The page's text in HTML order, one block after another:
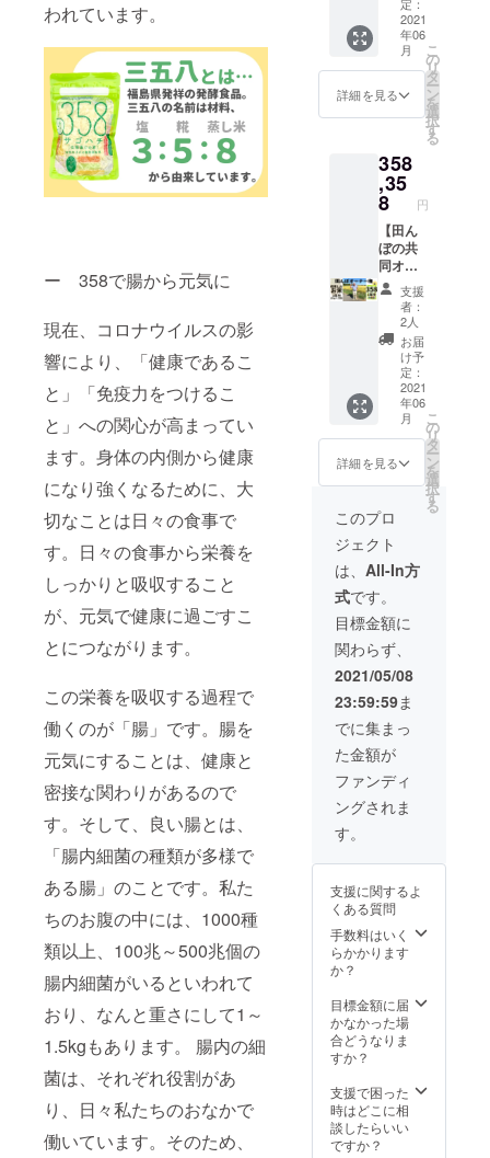
われています。
ー 358で腸から元気に
現在、コロナウイルスの影
響により、「健康であるこ
と」「免疫力をつけるこ
と」への関心が高まってい
ます。身体の内側から健康
になり強くなるために、大
切なことは日々の食事で
す。日々の食事から栄養を
しっかりと吸収すること
が、元気で健康に過ごすこ
とにつながります。
この栄養を吸収する過程で
働くのが「腸」です。腸を
元気にすることは、健康と
密接な関わりがあるので
す。そして、良い腸とは、
「腸内細菌の種類が多様で
ある腸」のことです。私た
ちのお腹の中には、1000種
類以上、100兆～500兆個の
腸内細菌がいるといわれて
おり、なんと重さにして1～
1.5kgもあります。 腸内の細
菌は、それぞれ役割があ
り、日々私たちのおなかで
働いています。そのため、
芽玄米
パフ
紫い
も」 ◎
御稲プ
ライマ
かぼ
ちゃ」
◎御稲
マル
「発芽
玄米パ
フ ほ
うれん
草」 ◎
御稲プ
ライマ
ル「福
神漬け
のお漬
物」 ◎
御稲プ
ライマ
コンの
物」 ◎
御稲プ
ル「華
カレー
セッ
ト 甘
口」 ◎
ライマ
ル「華
セッ
ト 中
御稲プ
カレー
セッ
ト 辛
口」 ◎
糀和田
屋「甘
ン」 ◎
糀和田
屋「甘
糀和田
屋「甘
酒 り
んご」
しま
す。 ※
オンラ
イン開
催時で
も、材
させて
いただ
きま
す。
※2022
年5月末
までに
ご依頼
くださ
いま
せ。 ※
開催日
はご相
談の
上、決
定させ
ていた
だきま
望日の
間前ま
でにご
依頼を
お願い
いたし
ます。
ます。
※公序良
俗に反
する内
容、法
令に違
どはお
受けで
きませ
ん。 ※
交通費
は別途
頂戴い
たしま
す。
感謝を
込めた
御礼の
お手紙
◎358研
究会
してく
ださる
皆さん
は358研
究員で
す！）
※指定住
所へ発
送いた
しま
す。
（送料
込み）
※配送日
指定は
できま
せん。
配送不
可日に
更はご
対応い
たしま
す。備
考欄に
ご記入
くださ
い。 ※
リター
ンは
2021年
6月から
順次お
届けを
開始し
ていき
ます。
※デザイ
は、入
ロゴな
どの
データ
をいた
ライマ
ルで作
成いた
ラック
に広告
ステッ
カー
（半年
間） ◎
ル
「358」
1年分
（24
袋） ◎
感謝を
込めた
御礼の
お手紙
◎358研
究会
会員証
（応援
してく
ださる
皆さん
は358研
究員で
す！）
※ステッ
カーの
サイズ
は10㎝
×45㎝で
す。 ※
ステッ
カーを
貼る場
所はご
相談の
上、決
定いた
しま
す。
（ス
テッ
カーを
貼った
目をご
さ
い。）
※ステッ
カーを
年間
（180日
間）と
ステッ
カーに
ついて
は、入
定：
2021
年06
月
詳細を見る
こ
の
リ
タ
ー
ン
を
選
択
す
る
358
,35
8 円
【田ん
ぼの共
同オー
ナー
権】 10
アール
の田ん
ぼでと
れたお
米（例
年、精
米後換
算で
500kg
）の8分
の1をお
送りし
ます。
オー
ナーに
なった
方のお
名前を
入れた
看板を
田んぼ
の前に
掲示い
たしま
す！ ◎
オー
ナーと
なった
田んぼ
米 1／
未満の
場合は
他の田
んぼで
合わせ
て60kg
をお送
◎御稲
プライ
マル
「358」
支援
者：
2人
お届
け予
定：
2021
年06
月
詳細を見る
こ
の
リ
タ
ー
ン
を
選
択
す
る
このプロ
ジェクト
は、 All-In方
式です。
目標金額に
関わらず、
2021/05/08
23:59:59ま
でに集まっ
た金額が
ファンディ
ングされま
す。
支援に関するよ
くある質問
手数料はいく
らかかります
か？
目標金額に届
かなかった場
合どうなりま
すか？
支援で困った
時はどこに相
談したらいい
ですか？